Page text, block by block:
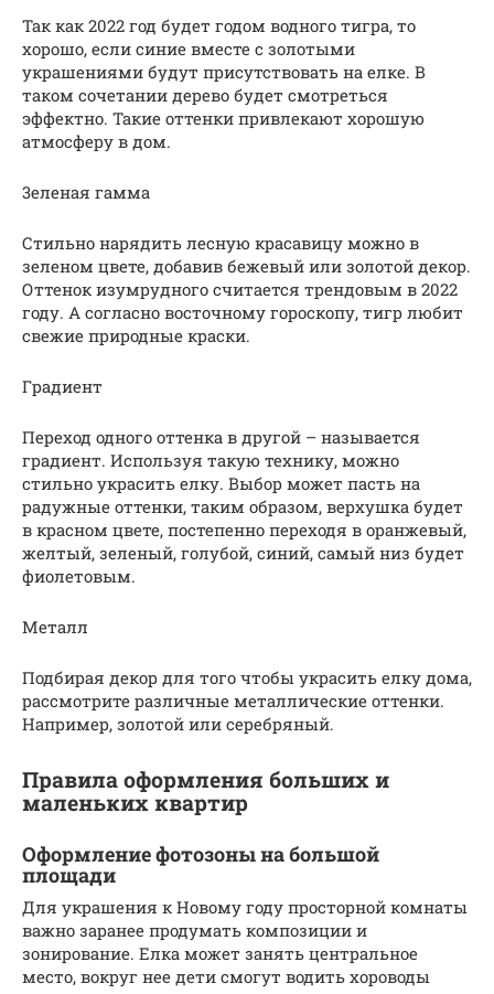
Так как 2022 год будет годом водного тигра, то
хорошо, если синие вместе с золотыми
украшениями будут присутствовать на елке. В
таком сочетании дерево будет смотреться
эффектно. Такие оттенки привлекают хорошую
атмосферу в дом.
3eлeнaя гaммa
Стильно нарядить лесную красавицу можно в
зеленом цвете, добавив бежевый или золотой декор.
Оттенок изумрудного считается трендовым в 2022
году. А согласно восточному гороскопу, тигр любит
свежие природные краски.
Гpaдиeнт
Переход одного оттенка в другой – называется
градиент. Используя такую технику, можно
стильно украсить елку. Выбор может пасть на
радужные оттенки, таким образом, верхушка будет
в красном цвете, постепенно переходя в оранжевый,
желтый, зеленый, голубой, синий, самый низ будет
фиолетовым.
Meтaлл
Подбирая декор для того чтобы украсить елку дома,
рассмотрите различные металлические оттенки.
Например, золотой или серебряный.
Правила оформления больших и
маленьких квартир
Оформление фотозоны на большой
площади
Для украшения к Новому году просторной комнаты
важно заранее продумать композиции и
зонирование. Елка может занять центральное
место, вокруг нее дети смогут водить хороводы